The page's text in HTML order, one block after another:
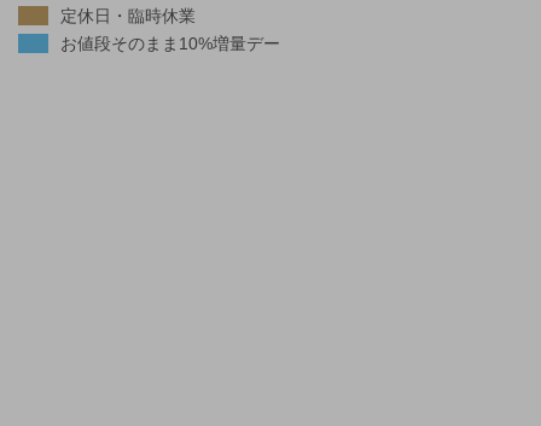
定休日・臨時休業
お値段そのまま10%増量デー